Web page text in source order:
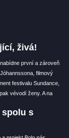
živá!
první a zároveň
filmový
festivalu Sundance,
vévodí ženy. A na
spolu s